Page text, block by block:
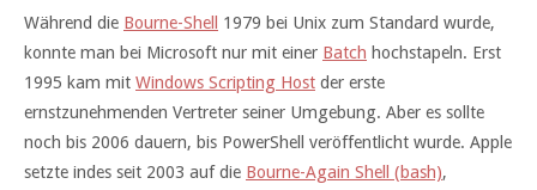
Während die Bourne-Shell
1979 bei Unix zum Standard wurde,
konnte man bei Microsoft nur mit einer Batch hochstapeln. Erst
1995 kam mit Windows Scripting Host der erste
ernstzunehmenden Vertreter seiner Umgebung. Aber es sollte
noch bis 2006 dauern, bis PowerShell veröffentlicht wurde. Apple
setzte indes seit 2003 auf die Bourne-Again Shell (bash),